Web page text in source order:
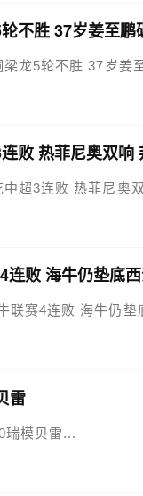
不胜 37岁姜至鹏
龙5轮不胜 37岁姜
败 热菲尼奥双响
超3连败 热菲尼奥
败 海牛仍垫底
联赛4连败 海牛仍垫
雷
瑞模贝雷...